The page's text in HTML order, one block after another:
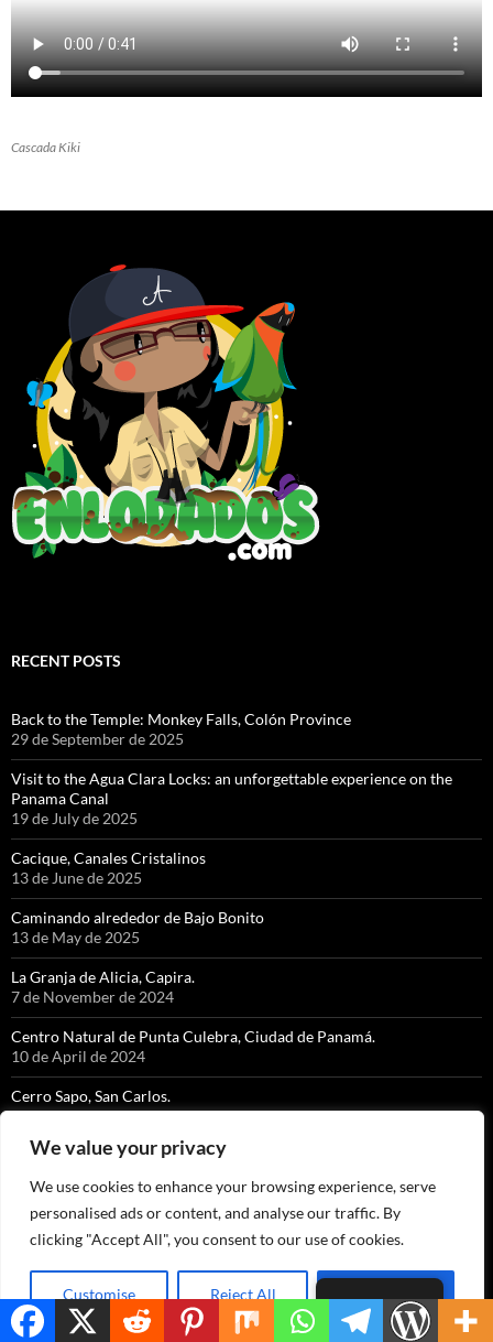
We value your privacy
We use cookies to enhance your browsing experience, serve
personalised ads or content, and analyse our traffic. By
clicking "Accept All", you consent to our use of cookies.
Customise Reject All
Cascada Kiki
RECENT POSTS
Back to the Temple: Monkey Falls, Colón Province
29 de September de 2025
Visit to the Agua Clara Locks: an unforgettable experience on the
Panama Canal
19 de July de 2025
Cacique, Canales Cristalinos
13 de June de 2025
Caminando alrededor de Bajo Bonito
13 de May de 2025
La Granja de Alicia, Capira.
7 de November de 2024
Centro Natural de Punta Culebra, Ciudad de Panamá.
10 de April de 2024
Cerro Sapo, San Carlos.
9 de April de 2024
Parque Metropolitano con un niño de 7 años.
La Taboga de Sinán, la “Isla de las Flores”.
27 de March de 2024
Picachos de Olá, Coclé.
17 de March de 2024
Cascada Kiki (Qui Qui)y Romelio 2023
English